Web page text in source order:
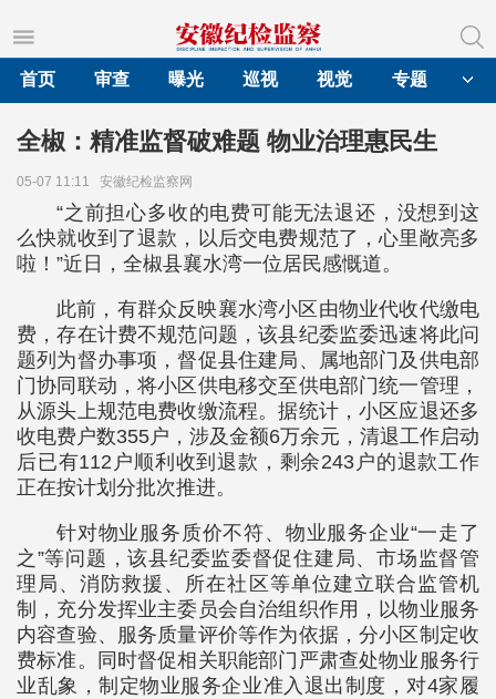
首页
审查 曝光 巡视 视觉 专题
全椒：精准监督破难题 物业治理惠民生
05-07 11:11 安徽纪检监察网
“之前担心多收的电费可能无法退还，没想到这
么快就收到了退款，以后交电费规范了，心里敞亮多
啦！”近日，全椒县襄水湾一位居民感慨道。
此前，有群众反映襄水湾小区由物业代收代缴电
费，存在计费不规范问题，该县纪委监委迅速将此问
题列为督办事项，督促县住建局、属地部门及供电部
门协同联动，将小区供电移交至供电部门统一管理，
从源头上规范电费收缴流程。据统计，小区应退还多
收电费户数355户，涉及金额6万余元，清退工作启动
后已有112户顺利收到退款，剩余243户的退款工作
正在按计划分批次推进。
针对物业服务质价不符、物业服务企业“一走了
之”等问题，该县纪委监委督促住建局、市场监督管
理局、消防救援、所在社区等单位建立联合监管机
制，充分发挥业主委员会自治组织作用，以物业服务
内容查验、服务质量评价等作为依据，分小区制定收
费标准。同时督促相关职能部门严肃查处物业服务行
业乱象，制定物业服务企业准入退出制度，对4家履